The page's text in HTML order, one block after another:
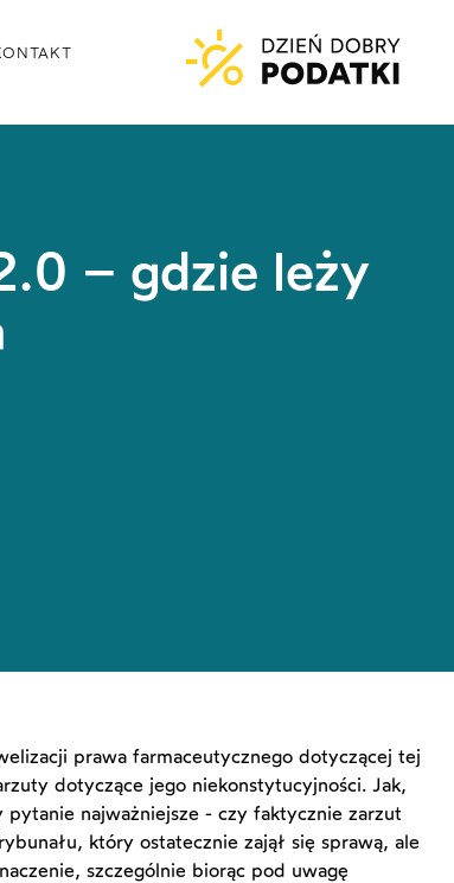
– gdzie leży
prawa farmaceutycznego dotyczącej tej
dotyczące jego niekonstytucyjności. Jak,
najważniejsze - czy faktycznie zarzut
który ostatecznie zajął się sprawą, ale
szczególnie biorąc pod uwagę